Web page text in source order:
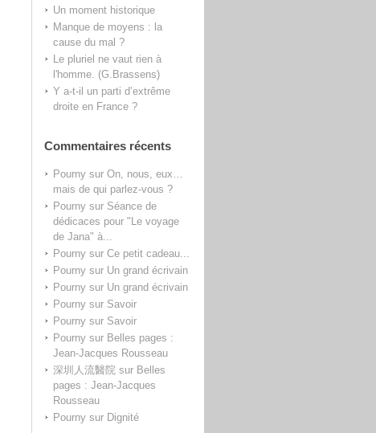
Un moment historique
Manque de moyens : la
cause du mal ?
Le pluriel ne vaut rien à
l'homme. (G.Brassens)
Y a-t-il un parti d’extrême
droite en France ?
Commentaires récents
Pournysur On, nous, eux…
mais de qui parlez-vous ?
Pournysur Séance de
dédicaces pour "Le voyage
de Jana" à...
Pournysur Ce petit cadeau...
Pournysur Un grand écrivain
Pournysur Un grand écrivain
Pournysur Savoir
Pournysur Savoir
Pournysur Belles pages :
Jean-Jacques Rousseau
深圳人流醫院sur Belles
pages : Jean-Jacques
Rousseau
Pournysur Dignité